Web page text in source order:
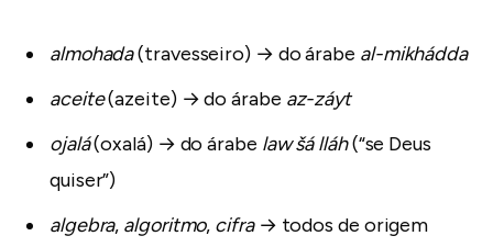
almohada(travesseiro) → do árabe al-mikhádda
aceite(azeite) → do árabe az-záyt
ojalá(oxalá) → do árabe law šá lláh(“se Deus
quiser”)
algebra, algoritmo, cifra→ todos de origem